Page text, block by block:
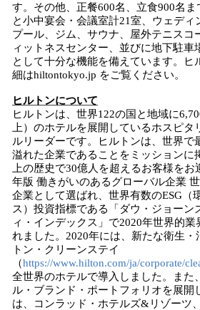
す。その他、正餐600名、立食900名
と小中宴会・会議室計21室、ウェディ
プール、ジム、サウナ、屋外テニスコ
ィットネスセンター、並びに地下駐車
として十分な機能を備えています。ヒ
細はhiltontokyo.jp をご覧ください。
ヒルトンについて
ヒルトンは、世界122の国と地域に
上）のホテルを展開しているホスピ
ルリーダーです。ヒルトンは、世界で
溢れた企業であることをミッションに
上の歴史で30億人を超えるお客様を
年版 働きがいのあるグローバル企業
企業として選ばれ、世界有数のESG（
ス）投資指標である「ダウ・ジョーン
ィ・インデックス」で2020年世界的業
れました。2020年には、新たな衛生
トン・クリーンステイ
（https://www.hilton.com/ja/corporate/
全世界のホテルで導入しました。また
ル・ブランド・ポートフォリオを展開
は、コンラッド・ホテルズ&リゾーツ